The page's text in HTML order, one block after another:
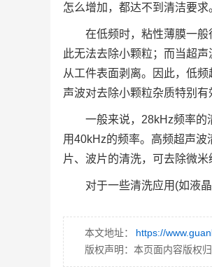
怎么增加，都达不到清洁要
在低频时，粘性薄膜一
此无法去除小颗粒；而当超
从工件表面剥离。因此，低
声波对去除小颗粒杂质特别有
一般来说，28kHz频率的
用40kHz的频率。高频超声
片、波片的清洗，可去除微
对于一些清洗应用(如液
本文地址：
https://
版权声明：本页面内容版权归